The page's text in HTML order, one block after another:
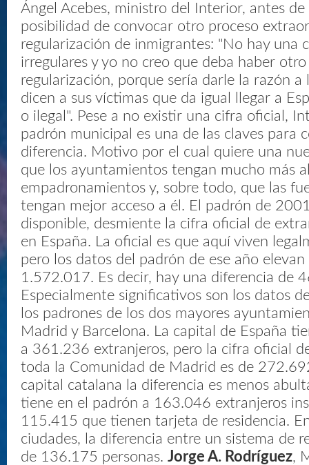
Ángel Acebes, ministro del Interior, antes
posibilidad de convocar otro proceso
regularización de inmigrantes: "No hay una
irregulares y yo no creo que deba haber
regularización, porque sería darle la razón a
dicen a sus víctimas que da igual llegar a
o ilegal". Pese a no existir una cifra oficial,
padrón municipal es una de las claves para
diferencia. Motivo por el cual quiere una
que los ayuntamientos tengan mucho más
empadronamientos y, sobre todo, que las
tengan mejor acceso a él. El padrón de
disponible, desmiente la cifra oficial de
en España. La oficial es que aquí viven
pero los datos del padrón de ese año
1.572.017. Es decir, hay una diferencia de
Especialmente significativos son los datos
los padrones de los dos mayores
Madrid y Barcelona. La capital de España
a 361.236 extranjeros, pero la cifra oficial
toda la Comunidad de Madrid es de
capital catalana la diferencia es menos
tiene en el padrón a 163.046 extranjeros
115.415 que tienen tarjeta de residencia.
ciudades, la diferencia entre un sistema de
de 136.175 personas. Jorge A. Rodríguez,